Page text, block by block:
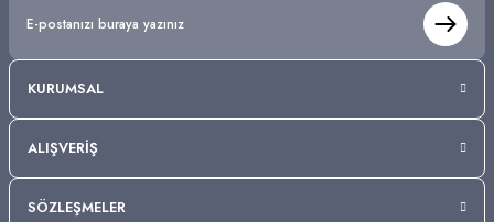
KURUMSAL
ALIŞVERİŞ
SÖZLEŞMELER